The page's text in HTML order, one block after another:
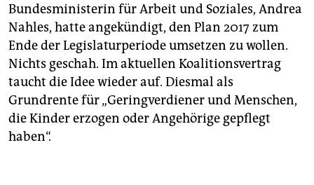
Bundesministerin für Arbeit und Soziales, Andrea
Nahles, hatte angekündigt, den Plan 2017 zum
Ende der Legislaturperiode umsetzen zu wollen.
Nichts geschah. Im aktuellen Koalitionsvertrag
taucht die Idee wieder auf. Diesmal als
Grundrente für „Geringverdiener und Menschen,
die Kinder erzogen oder Angehörige gepflegt
haben“.